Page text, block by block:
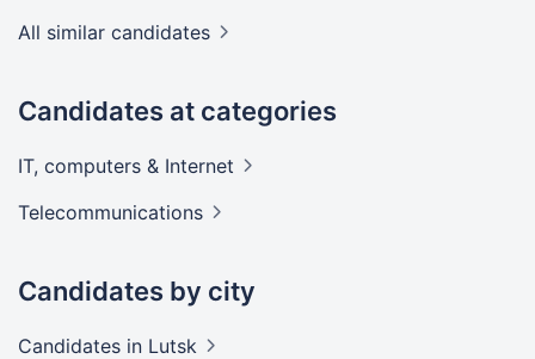
All similar candidates
Candidates at categories
IT, computers & Internet
Telecommunications
Candidates by city
Candidates in Lutsk